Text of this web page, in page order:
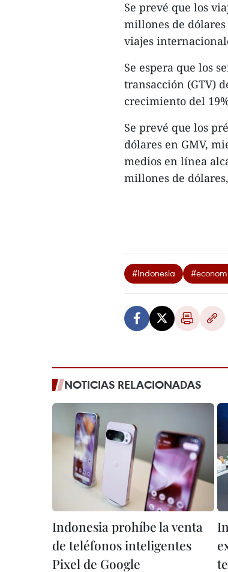
Se prevé que los
millones de
viajes
Se espera que los
transacción (GTV)
crecimiento del
Se prevé que los
dólares en GMV,
medios en línea
millones de
#Indonesia
NOTICIAS RELACIONADAS
Indonesia prohíbe la venta
de teléfonos inteligentes
Pixel de Google